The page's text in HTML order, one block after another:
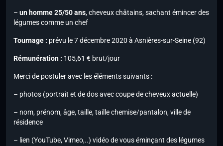
– un homme 25/50 ans, cheveux châtains,sachant émincer des
légumes comme un chef
Tournage : prévu le 7 décembre 2020 à Asnières-sur-Seine (92)
Rémunération : 105,61 € brut/jour
Merci de postuler avec les éléments suivants :
– photos (portrait et de dos avec coupe de cheveux actuelle)
– nom, prénom, âge, taille, taille chemise/pantalon, ville de
résidence
– lien (YouTube, Vimeo,..) vidéo de vous éminçant des légumes